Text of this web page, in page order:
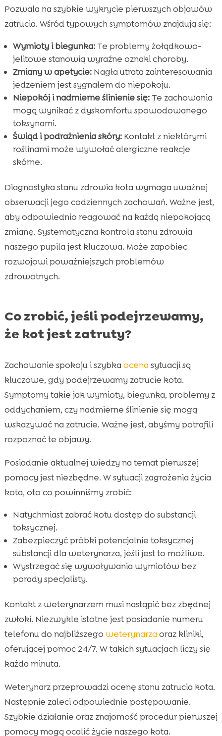
Pozwala na szybkie wykrycie pierwszych objawów
zatrucia. Wśród typowych symptomów znajdują się:
Wymioty i biegunka:Te problemy żołądkowo-
jelitowe stanowią wyraźne oznaki choroby.
Zmiany w apetycie:Nagła utrata zainteresowania
jedzeniem jest sygnałem do niepokoju.
Niepokój i nadmierne ślinienie się:Te zachowania
mogą wynikać z dyskomfortu spowodowanego
toksynami.
Świąd i podrażnienia skóry:Kontakt z niektórymi
roślinami może wywołać alergiczne reakcje
skórne.
Diagnostyka stanu zdrowia kota wymaga uważnej
obserwacji jego codziennych zachowań. Ważne jest,
aby odpowiednio reagować na każdą niepokojącą
zmianę. Systematyczna kontrola stanu zdrowia
naszego pupila jest kluczowa. Może zapobiec
rozwojowi poważniejszych problemów
zdrowotnych.
Co zrobić, jeśli podejrzewamy,
że kot jest zatruty?
Zachowanie spokoju i szybka ocena sytuacji są
kluczowe, gdy podejrzewamy zatrucie kota.
Symptomy takie jak wymioty, biegunka, problemy z
oddychaniem, czy nadmierne ślinienie się mogą
wskazywać na zatrucie. Ważne jest, abyśmy potrafili
rozpoznać te objawy.
Posiadanie aktualnej wiedzy na temat pierwszej
pomocy jest niezbędne. W sytuacji zagrożenia życia
kota, oto co powinniśmy zrobić:
Natychmiast zabrać kotu dostęp do substancji
toksycznej.
Zabezpieczyć próbki potencjalnie toksycznej
substancji dla weterynarza, jeśli jest to możliwe.
Wystrzegać się wywoływania wymiotów bez
porady specjalisty.
Kontakt z weterynarzem musi nastąpić bez zbędnej
zwłoki. Niezwykle istotne jest posiadanie numeru
telefonu do najbliższego weterynarza oraz kliniki,
oferującej pomoc 24/7. W takich sytuacjach liczy się
każda minuta.
Weterynarz przeprowadzi ocenę stanu zatrucia kota.
Następnie zaleci odpowiednie postępowanie.
Szybkie działanie oraz znajomość procedur pierwszej
pomocy mogą ocalić życie naszego kota.